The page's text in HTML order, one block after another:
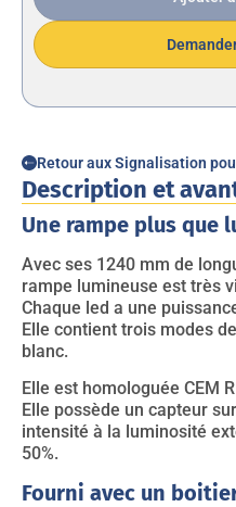
Retour aux Signalisation
Description et
Une rampe plus que
Avec ses 1240 mm de
rampe lumineuse est très
Chaque led a une
Elle contient trois modes
blanc.
Elle est homologuée CEM
Elle possède un capteur
intensité à la luminosité
50%.
Fourni avec un